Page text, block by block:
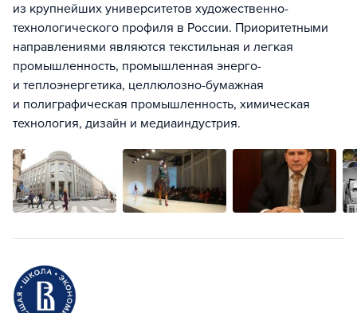
из крупнейших университетов художественно-
технологического профиля в России. Приоритетными
направлениями являются текстильная и легкая
промышленность, промышленная энерго-
и теплоэнергетика, целлюлозно-бумажная
и полиграфическая промышленность, химическая
технология, дизайн и медиаиндустрия.